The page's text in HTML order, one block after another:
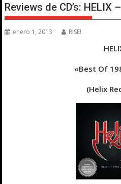
Reviews de CD’s: HELIX
enero 1, 2013 RISE!
«Best Of
(Helix